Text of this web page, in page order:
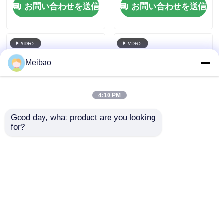
お問い合わせを送信
お問い合わせを送信
Meibao
4:10 PM
Good day, what product are you looking
for?